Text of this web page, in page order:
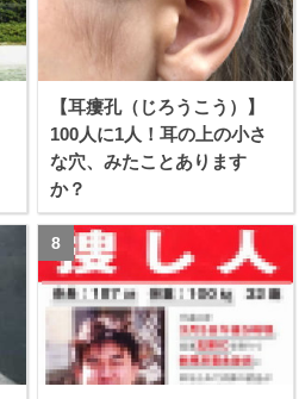
【耳瘻孔（じろうこう）】
100人に1人！耳の上の小さ
な穴、みたことあります
か？